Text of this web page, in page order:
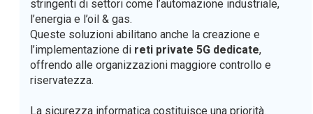
stringenti di settori come l’automazione industriale,
l’energia e l’oil & gas.
Queste soluzioni abilitano anche la creazione e
l’implementazione di reti private 5G dedicate,
offrendo alle organizzazioni maggiore controllo e
riservatezza.
La sicurezza informatica costituisce una priorità.